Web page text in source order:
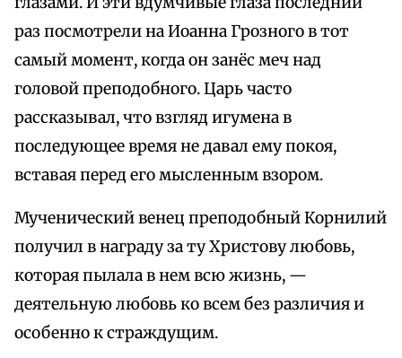
раз посмотрели на Иоанна Грозного в тот
самый момент, когда он занёс меч над
головой преподобного. Царь часто
рассказывал, что взгляд игумена в
последующее время не давал ему покоя,
вставая перед его мысленным взором.
Мученический венец преподобный Корнилий
получил в награду за ту Христову любовь,
которая пылала в нем всю жизнь, —
деятельную любовь ко всем без различия и
особенно к страждущим.